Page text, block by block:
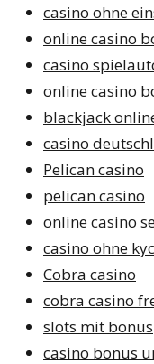
casino ohne
online casino
casino
online casino
blackjack
casino
Pelican casino
pelican casino
online casino
casino ohne
Cobra casino
cobra casino
slots mit bonus
casino bonus